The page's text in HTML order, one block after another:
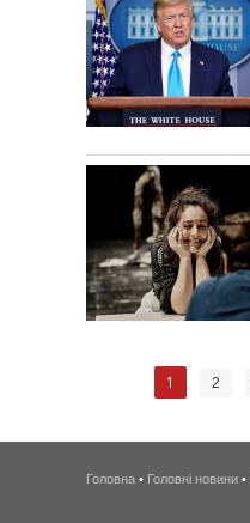
1 2
Головна • Головні новини •